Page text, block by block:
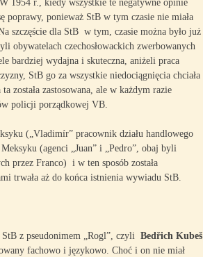
1954 r., kiedy wszystkie te negatywne opinie
poprawy, ponieważ StB w tym czasie nie miała
szczęście dla StB w tym, czasie można było już
obywatelach czechosłowackich zwerbowanych
bardziej wydajna i skuteczna, aniżeli praca
StB go za wszystkie niedociągnięcia chciała
została zastosowana, ale w każdym razie
policji porządkowej VB.
(„Vladimír” pracownik działu handlowego
(agenci „Juan” i „Pedro”, obaj byli
przez Franco) i w ten sposób została
trwała aż do końca istnienia wywiadu StB.
z pseudonimem „Rogl”, czyliBedřich Kubeš
fachowo i językowo. Choć i on nie miał